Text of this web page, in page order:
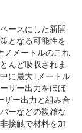
ースにした新開
となる可能性を
ノメートルのこれ
んど吸収されま
に最大1メートル
ザー出力をほぼ
ザー出力と組み合
ーなどの複雑な
接触で材料を加